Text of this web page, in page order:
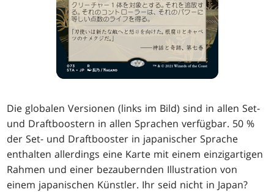
Die globalen Versionen (links im Bild) sind in allen Set-
und Draftboostern in allen Sprachen verfügbar. 50 %
der Set- und Draftbooster in japanischer Sprache
enthalten allerdings eine Karte mit einem einzigartigen
Rahmen und einer bezaubernden Illustration von
einem japanischen Künstler. Ihr seid nicht in Japan?